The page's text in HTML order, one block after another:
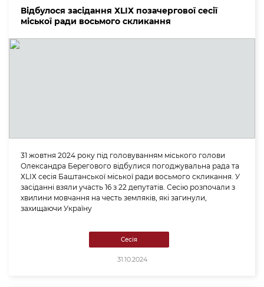
Відбулося засідання ХLІХ позачергової сесії
міської ради восьмого скликання
31 жовтня 2024 року під головуванням міського голови
Олександра Берегового відбулися погоджувальна рада та
ХLІХ сесія Баштанської міської ради восьмого скликання. У
засіданні взяли участь 16 з 22 депутатів. Сесію розпочали з
хвилини мовчання на честь земляків, які загинули,
захищаючи Україну
Сесія
31.10.2024